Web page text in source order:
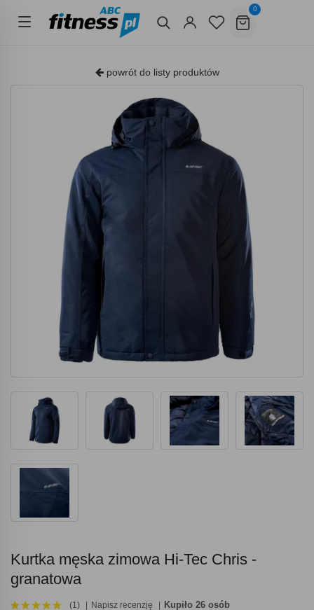
0
powrót do listy produktów
Kurtka męska zimowa Hi-Tec Chris -
granatowa
(1) Napisz recenzję Kupiło 26 osób